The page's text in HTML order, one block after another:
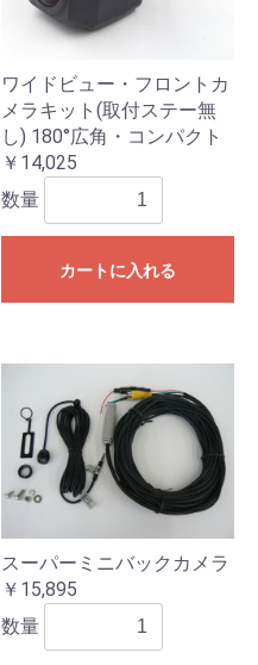
ワイドビュー・フロントカ
メラキット(取付ステー無
し) 180°広角・コンパクト
￥14,025
数量
カートに入れる
スーパーミニバックカメラ
￥15,895
数量